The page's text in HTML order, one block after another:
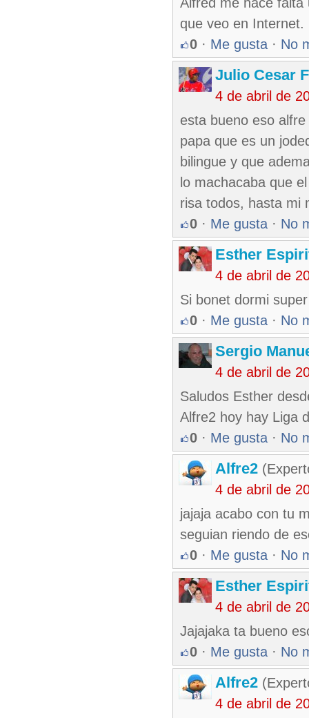
que veo en Internet.
0 · Me gusta · No
Julio Cesar
4 de abril de
esta bueno eso
papa que es un
bilingue y que
lo machacaba que
risa todos, hasta mi
0 · Me gusta · No
Esther
4 de abril de
Si bonet dormi
0 · Me gusta · No
Sergio
4 de abril de
Saludos Esther
Alfre2 hoy hay Liga
0 · Me gusta · No
Alfre2
4 de abril de
jajaja acabo con tu
seguian riendo de
0 · Me gusta · No
Esther
4 de abril de
Jajajaka ta bueno
0 · Me gusta · No
Alfre2
4 de abril de